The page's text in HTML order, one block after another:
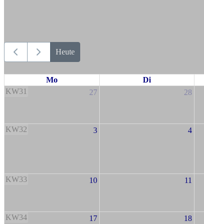
Heute
Mo Di
KW31
27 28
KW32 3 4
KW33 10 11
KW34 17 18